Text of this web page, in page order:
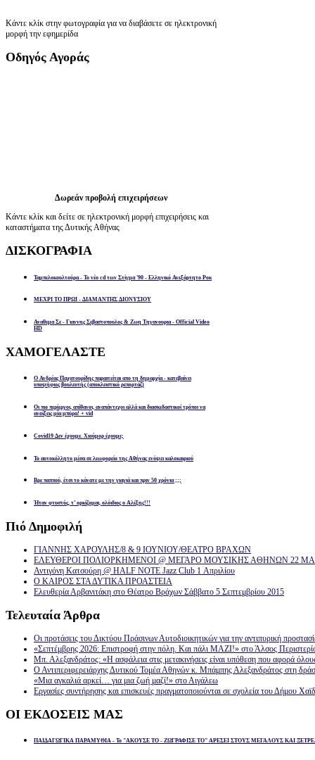
Κάντε κλίκ στην φωτογραφία για να διαβάσετε σε ηλεκτρονική
μορφή την εφημερίδα
Οδηγός Αγοράς
Δωρεάν προβολή επιχειρήσεων
Κάντε κλίκ και δείτε σε ηλεκτρονική μορφή επιχειρήσεις και
καταστήματα της Δυτικής Αθήνας
ΔΙΣΚΟΓΡΑΦΙΑ
Ταμπελοκουλτούρα - Το νέο cd των Στίγμα '90 - Ελληνικό Ανεξάρτητο Ροκ
ΜΕΧΡΙ ΤΟ ΠΡΩΙ - ΔΙΑΜΑΝΤΗΣ ΔΙΟΝΥΣΙΟΥ
Αναθεμα Σε - Γιαννης Σεβαστοπουλος & Ζωη Τηγανουρια - Official Video
HD
ΧΑΜΟΓΕΛΑΣΤΕ
Ο Ανδρέας Παχατουρίδης παραιτείται απο τη δημαρχία - κατεβαίνει
υποψήφιος βουλευτής (αποκλειστικό ρεπορτάζ)
Οι πιο περίεργοι, απίθανοι, αναπάντεχοι αλλά και διασκεδαστικοί τρόποι να
ανοίξεις μία μπύρα! + vid
Covid19 Δεν έχουμε. Χιούμορ έχουμε;
Το αυτοκόλλητο μέσα σε λεωφορείο της Αθήνας ενόψει καλοκαιριού
Βρε παππού, έτσι το κάνατε με την γιαγιά και πριν 50 χρόνια ;;;
Ήταν φτυστός, τ’ ορκίζομαι, ολόιδιος ο Αλέξης!!!
Πιό Δημοφιλή
ΓΙΑΝΝΗΣ ΧΑΡΟΥΛΗΣ/8 & 9 ΙΟΥΝΙΟΥ/ΘΕΑΤΡΟ ΒΡΑΧΩΝ
ΕΛΕΥΘΕΡΟΙ ΠΟΛΙΟΡΚΗΜΕΝΟΙ @ ΜΕΓΑΡΟ ΜΟΥΣΙΚΗΣ ΑΘΗΝΩΝ 22
Αντιγόνη Κατσούρη @ HALF NOTE Jazz Club 1 Απριλίου
Ο ΚΑΙΡΟΣ ΣΤΑ ΔΥΤΙΚΑ ΠΡΟΑΣΤΕΙΑ
Ελευθερία Αρβανιτάκη στο Θέατρο Βράχων Σάββατο 5 Σεπτεμβρίου 2015
Τελευταία Άρθρα
Οι προτάσεις του Δικτύου Πράσινων Αυτοδιοικητικών για την αντιπυρική
«Σεπτέμβρης 2026: Επιστροφή στην πόλη. Και πάλι ΜΑΖΙ!» στο Άλσος
Μπ. Αλεξανδράτος: «Η ασφάλεια στις μετακινήσεις είναι υπόθεση που αφορά
Ο Αντιπεριφερειάρχης Δυτικού Τομέα Αθηνών κ. Μπάμπης Αλεξανδράτος στη
«Μια αγκαλιά αρκεί… για μια ζωή μαζί!» στο Αιγάλεω
Εργασίες συντήρησης και επισκευές πραγματοποιούνται σε σχολεία του Δήμου
ΟΙ ΕΚΔΟΣΕΙΣ ΜΑΣ
ΠΑΙΔΑΓΩΓΙΚΑ ΠΑΡΑΜΥΘΙΑ - Το "ΑΚΟΥΣΕ ΤΟ - ΖΩΓΡΑΦΙΣΕ ΤΟ" ΑΡΕΣΕΙ ΣΤΟΥΣ ΜΕΓΑΛΟΥΣ ΚΑΙ